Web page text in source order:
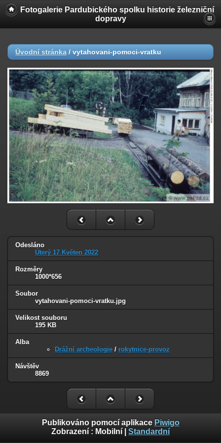
Fotogalerie Pardubického spolku historie železniční
dopravy
Úvodní stránka / vytahovani-pomoci-vratku
Odesláno
Úterý 17 Květen 2022
Rozměry
1000*656
Soubor
vytahovani-pomoci-vratku.jpg
Velikost souboru
195 KB
Alba
Drážní archeologie / rokytnice-provoz
Návštěv
8869
Publikováno pomocí aplikace Piwigo
Zobrazení : Mobilní Standardní